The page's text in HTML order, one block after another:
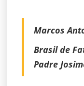
Marcos
Brasil de
Padre